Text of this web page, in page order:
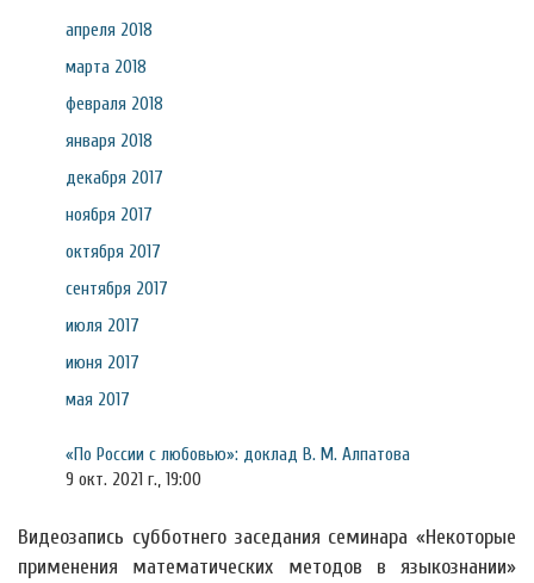
апреля 2018
марта 2018
февраля 2018
января 2018
декабря 2017
ноября 2017
октября 2017
сентября 2017
июля 2017
июня 2017
мая 2017
«По России с любовью»: доклад В. М. Алпатова
9 окт. 2021 г., 19:00
Видеозапись субботнего заседания семинара «Некоторые
применения математических методов в языкознании»